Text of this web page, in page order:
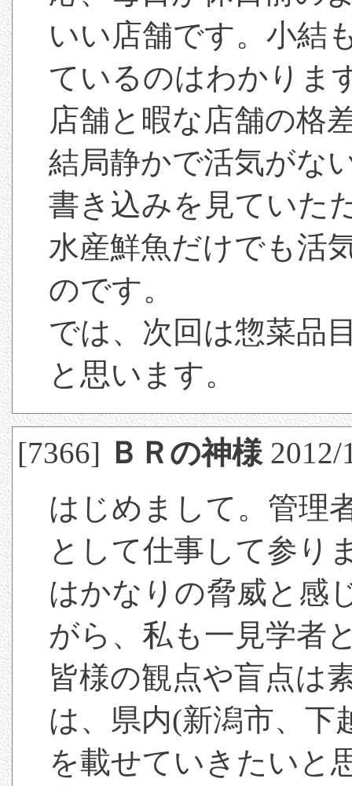
いい店舗です。小結
ているのはわかりま
店舗と暇な店舗の格
結局静かで活気がな
書き込みを見ていた
水産鮮魚だけでも活
のです。
では、次回は惣菜品
と思います。
[7366] ＢＲの神様 2012/
はじめまして。管理
として仕事して参り
はかなりの脅威と感
がら、私も一見学者
皆様の観点や盲点は
は、県内(新潟市、下
を載せていきたいと